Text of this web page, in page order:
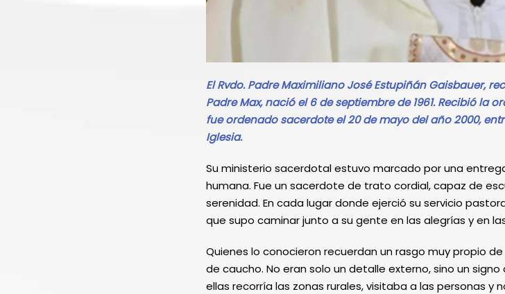
El Rvdo. Padre Maximiliano José Estupiñán Gaisbauer,
Padre Max, nació el 6 de septiembre de 1961. Recibió la
fue ordenado sacerdote el 20 de mayo del año 2000,
Iglesia.
Su ministerio sacerdotal estuvo marcado por una
humana. Fue un sacerdote de trato cordial, capaz de
serenidad. En cada lugar donde ejerció su servicio
que supo caminar junto a su gente en las alegrías y en
Quienes lo conocieron recuerdan un rasgo muy propio
de caucho. No eran solo un detalle externo, sino un
ellas recorría las zonas rurales, visitaba a las personas y